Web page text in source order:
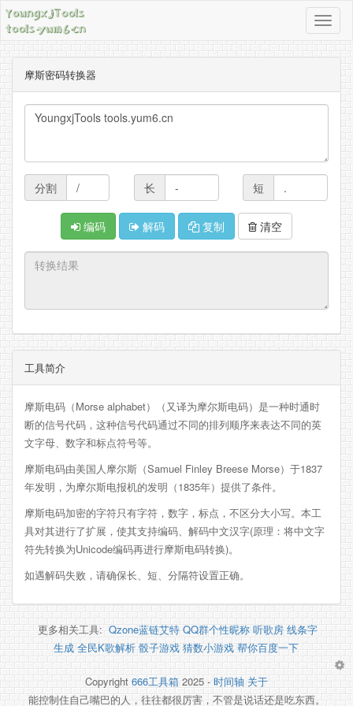
导
航
按
摩斯密码转换器
分割 长 短
编码 解码 复制 清空
工具简介
摩斯电码（Morse alphabet）（又译为摩尔斯电码）是一种时通时
断的信号代码，这种信号代码通过不同的排列顺序来表达不同的英
文字母、数字和标点符号等。
摩斯电码由美国人摩尔斯（Samuel Finley Breese Morse）于1837
年发明，为摩尔斯电报机的发明（1835年）提供了条件。
摩斯电码加密的字符只有字符，数字，标点，不区分大小写。本工
具对其进行了扩展，使其支持编码、解码中文汉字(原理：将中文字
符先转换为Unicode编码再进行摩斯电码转换)。
如遇解码失败，请确保长、短、分隔符设置正确。
更多相关工具: Qzone蓝链艾特 QQ群个性昵称 听歌房 线条字
生成 全民K歌解析 骰子游戏 猜数小游戏 帮你百度一下
Copyright 666工具箱 2025 - 时间轴 关于
能控制住自己嘴巴的人，往往都很厉害，不管是说话还是吃东西。